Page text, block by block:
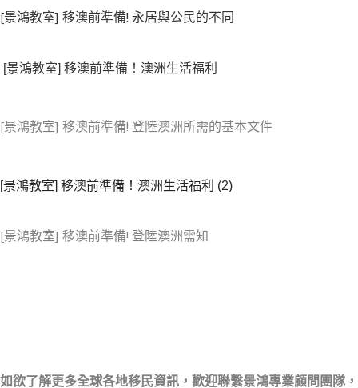
[景鴻教室] 移澳前準備! 永居與公民的不同
[景鴻教室] 移澳前準備！澳洲生活福利
[景鴻教室] 移澳前準備! 登陸澳洲所需的基本文件
[景鴻教室] 移澳前準備！澳洲生活福利 (2)
[景鴻教室] 移澳前準備! 登陸澳洲需知
如欲了解更多全球各地移民資訊，歡迎聯繫景鴻專業顧問團隊，